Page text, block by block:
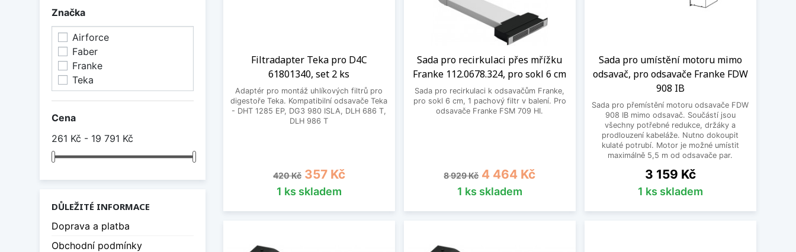
Značka
Airforce
Faber
Franke
Teka
Cena
261 Kč - 19 791 Kč
DŮLEŽITÉ INFORMACE
Doprava a platba
Obchodní podmínky
Filtradapter Teka pro D4C
61801340, set 2 ks
Adaptér pro montáž uhlíkových filtrů pro
digestoře Teka. Kompatibilní odsavače Teka
- DHT 1285 EP, DG3 980 ISLA, DLH 686 T,
DLH 986 T
Běžná cena
420 Kč Cena
357 Kč
1 ks skladem
Sada pro recirkulaci přes mřížku
Franke 112.0678.324, pro sokl 6 cm
Sada pro recirkulaci k odsavačům Franke,
pro sokl 6 cm, 1 pachový filtr v balení. Pro
odsavače Franke FSM 709 HI.
Běžná cena
8 929 Kč Cena
4 464 Kč
1 ks skladem
Sada pro umístění motoru mimo
odsavač, pro odsavače Franke FDW
908 IB
Sada pro přemístění motoru odsavače FDW
908 IB mimo odsavač. Součástí jsou
všechny potřebné redukce, držáky a
prodlouzení kabeláže. Nutno dokoupit
kulaté potrubí. Motor je možné umístit
maximálně 5,5 m od odsavače par.
Cena
3 159 Kč
1 ks skladem